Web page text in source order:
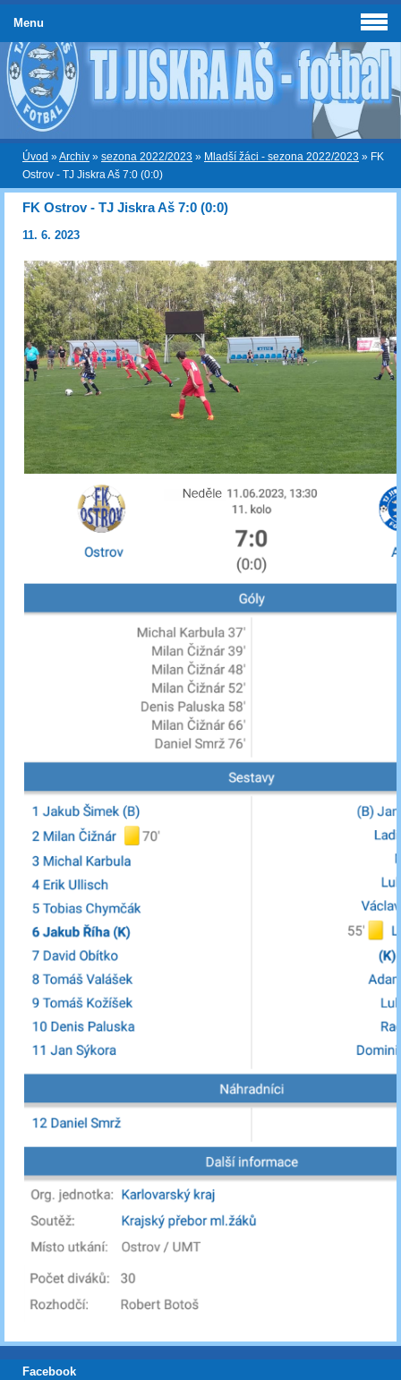
Úvod »Archiv » sezona 2022/2023 » Mladší žáci - sezona 2022/2023 » FK
Ostrov - TJ Jiskra Aš 7:0 (0:0)
FK Ostrov - TJ Jiskra Aš 7:0 (0:0)
11. 6. 2023
Menu
Facebook